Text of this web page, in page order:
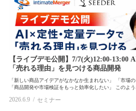
【ライブデモ公開】7/7(火)12:00-13:00
「売れる理由」を見つける商品開発
「新しい商品アイデアがなかなか生まれない」 「市場
「商品開発や市場検証をもっと効率化したい」 このよ
2026.6.9 セミナー